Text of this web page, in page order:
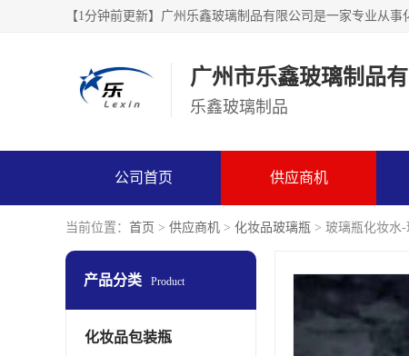
广州市乐鑫玻璃制品
乐鑫玻璃制品
公司首页 供应商机
当前位置： 首页 > 供应商机 > 化妆品玻璃瓶 > 玻璃瓶化妆水-
产品分类 Product
化妆品包装瓶